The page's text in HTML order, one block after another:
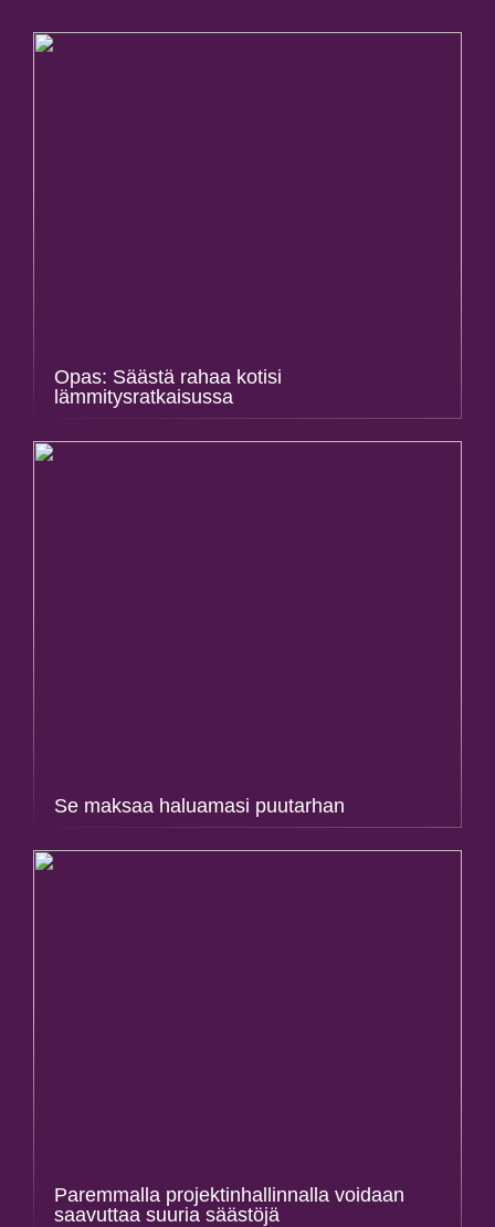
Opas: Säästä rahaa kotisi
lämmitysratkaisussa
Se maksaa haluamasi puutarhan
Paremmalla projektinhallinnalla voidaan
saavuttaa suuria säästöjä